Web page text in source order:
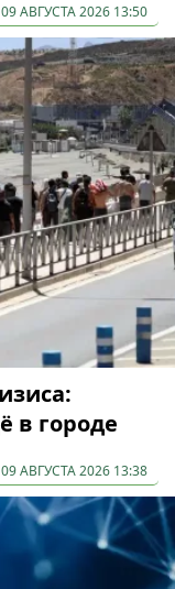
09 АВГУСТА 2026 13:50
в городе
09 АВГУСТА 2026 13:38